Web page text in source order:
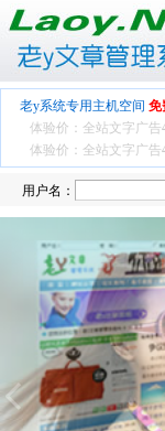
老y系统专用主机空间 免
体验价：全站文字广告
体验价：全站文字广告
用户名：